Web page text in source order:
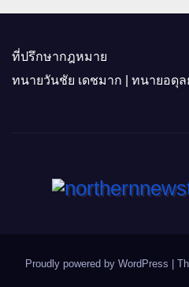
ที่ปรึกษากฎหมาย
ทนายวันชัย เดชมาก | ทนายอดุล
Proudly powered by WordPress